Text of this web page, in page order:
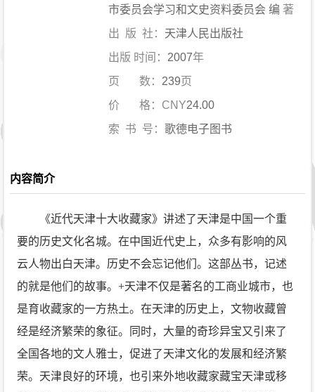
市委员会学习和文史资料委员会 编 著
出 版 社： 天津人民出版社
出版 时间： 2007年
页 数： 239页
价 格：CNY24.00
索 书 号： 歌德电子图书
内容简介
《近代天津十大收藏家》讲述了天津是中国一个重
要的历史文化名城。在中国近代史上，众多有影响的风
云人物出白天津。历史不会忘记他们。这部丛书，记述
的就是他们的故事。+天津不仅是著名的工商业城市，也
是育收藏家的一方热土。在天津的历史上，文物收藏曾
经是经济繁荣的象征。同时，大量的奇珍异宝又引来了
全国各地的文人雅士，促进了天津文化的发展和经济繁
荣。天津良好的环境，也引来外地收藏家藏宝天津或移